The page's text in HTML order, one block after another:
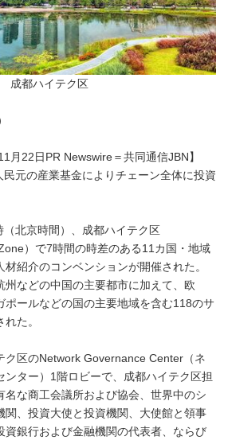
成都ハイテク区
月22日PR Newswire＝共同通信JBN】
民元の産業基金によりチェーン全体に投資
北京時間）、成都ハイテク区
）で7時間の時差のある11カ国・地域
紹介のコンベンションが開催された。
州などの中国の主要都市に加えて、欧
ポールなどの国の主要地域を含む118のサ
た。
ク区のNetwork Governance Center（ネ
ンター）1階ロビーで、成都ハイテク区担
名な商工会議所および協会、世界中のシ
関、投資大使と投資機関、大使館と領事
資銀行および金融機関の代表者、ならび